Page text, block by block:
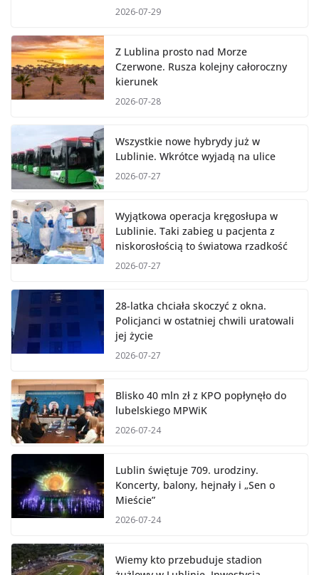
2026-07-29
Z Lublina prosto nad Morze
Czerwone. Rusza kolejny całoroczny
kierunek
2026-07-28
Wszystkie nowe hybrydy już w
Lublinie. Wkrótce wyjadą na ulice
2026-07-27
Wyjątkowa operacja kręgosłupa w
Lublinie. Taki zabieg u pacjenta z
niskorosłością to światowa rzadkość
2026-07-27
28-latka chciała skoczyć z okna.
Policjanci w ostatniej chwili uratowali
jej życie
2026-07-27
Blisko 40 mln zł z KPO popłynęło do
lubelskiego MPWiK
2026-07-24
Lublin świętuje 709. urodziny.
Koncerty, balony, hejnały i „Sen o
Mieście”
2026-07-24
Wiemy kto przebuduje stadion